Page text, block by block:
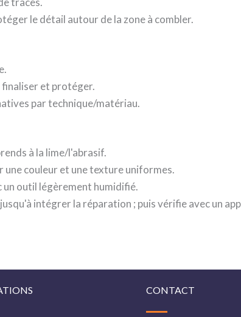
le détail autour de la zone à combler.
et protéger.
par technique/matériau.
à la lime/l'abrasif.
une couleur et une texture uniformes.
un outil légèrement humidifié.
intégrer la réparation ; puis vérifie avec un
CONTACT